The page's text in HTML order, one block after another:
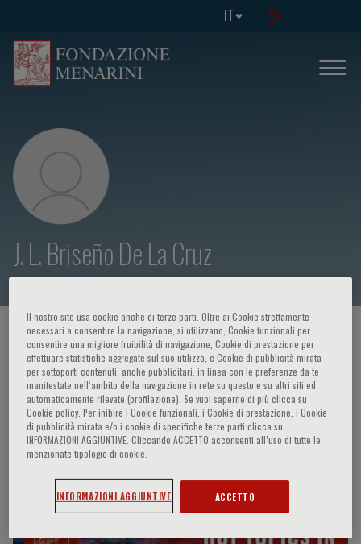
IT
J. L. Briseño De La Cruz
HOME PAGE / CORSI ED EVENTI / RELATORE
J. L. Briseño De La Cruz
Partecipazioni del relatore
Il nostro sito usa cookie anche di terze parti. Oltre ai Cookie strettamente
necessari a consentire la navigazione, si utilizzano, Cookie funzionali per
consentire una migliore fruibilità di navigazione, Cookie di prestazione per
effettuare statistiche aggregate sul suo utilizzo, e Cookie di pubblicità mirata
per sottoporti contenuti, anche pubblicitari, in linea con le preferenze da te
manifestate nell‘ambito della navigazione in rete su questo e su altri siti ed
automaticamente rilevate (profilazione). Se vuoi saperne di più clicca su
Cookie policy. Per inibire i Cookie funzionali, i Cookie di prestazione, i Cookie
di pubblicità mirata e/o i cookie di specifiche terze parti clicca su
INFORMAZIONI AGGIUNTIVE. Cliccando ACCETTO acconsenti all’uso di tutte le
menzionate tipologie di cookie.
INFORMAZIONI AGGIUNTIVE ACCETTO